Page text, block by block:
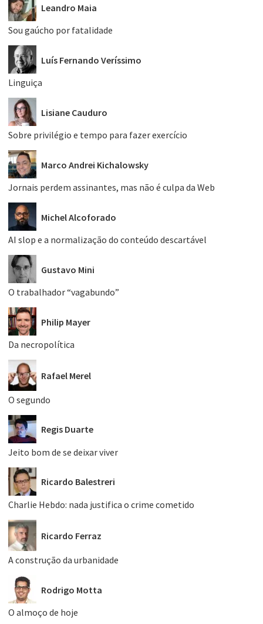
Leandro Maia
Sou gaúcho por fatalidade
Luís Fernando Veríssimo
Linguiça
Lisiane Cauduro
Sobre privilégio e tempo para fazer exercício
Marco Andrei Kichalowsky
Jornais perdem assinantes, mas não é culpa da Web
Michel Alcoforado
AI slop e a normalização do conteúdo descartável
Gustavo Mini
O trabalhador “vagabundo”
Philip Mayer
Da necropolítica
Rafael Merel
O segundo
Regis Duarte
Jeito bom de se deixar viver
Ricardo Balestreri
Charlie Hebdo: nada justifica o crime cometido
Ricardo Ferraz
A construção da urbanidade
Rodrigo Motta
O almoço de hoje